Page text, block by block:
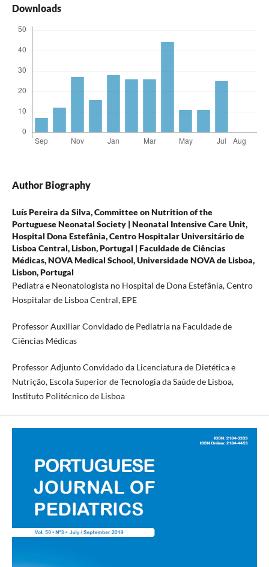
Downloads
Author Biography
Luís Pereira da Silva,Committee on Nutrition of the
Portuguese Neonatal Society | Neonatal Intensive Care Unit,
Hospital Dona Estefânia, Centro Hospitalar Universitário de
Lisboa Central, Lisbon, Portugal | Faculdade de Ciências
Médicas, NOVA Medical School, Universidade NOVA de Lisboa,
Lisbon, Portugal
Pediatra e Neonatologista no Hospital de Dona Estefânia, Centro
Hospitalar de Lisboa Central, EPE
Professor Auxiliar Convidado de Pediatria na Faculdade de
Ciências Médicas
Professor Adjunto Convidado da Licenciatura de Dietética e
Nutrição, Escola Superior de Tecnologia da Saúde de Lisboa,
Instituto Politécnico de Lisboa